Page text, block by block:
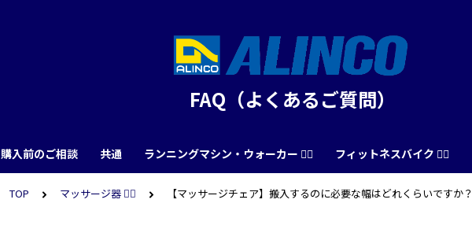
FAQ（よくあるご質問）
購入前のご相談 共通 ランニングマシン・ウォーカー 🏃‍♀️ フィットネスバイク 🚴‍♂️
TOP マッサージ器 💆‍♂️ 【マッサージチェア】搬入するのに必要な幅はどれくらいですか？